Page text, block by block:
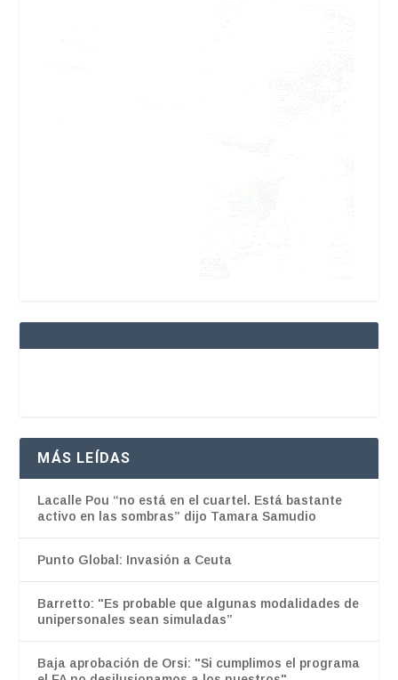
MÁS LEÍDAS
Lacalle Pou “no está en el cuartel. Está bastante
activo en las sombras” dijo Tamara Samudio
Punto Global: Invasión a Ceuta
Barretto: "Es probable que algunas modalidades de
unipersonales sean simuladas”
Baja aprobación de Orsi: "Si cumplimos el programa